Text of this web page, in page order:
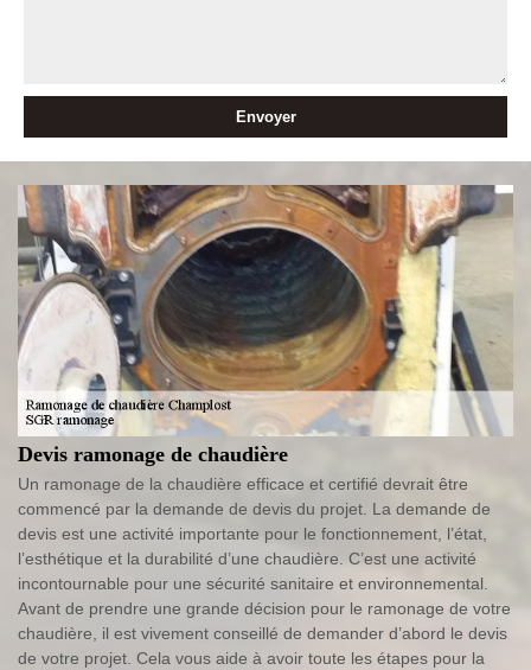
Devis ramonage de chaudière
Un ramonage de la chaudière efficace et certifié devrait être
commencé par la demande de devis du projet. La demande de
devis est une activité importante pour le fonctionnement, l’état,
l’esthétique et la durabilité d’une chaudière. C’est une activité
incontournable pour une sécurité sanitaire et environnemental.
Avant de prendre une grande décision pour le ramonage de votre
chaudière, il est vivement conseillé de demander d’abord le devis
de votre projet. Cela vous aide à avoir toute les étapes pour la